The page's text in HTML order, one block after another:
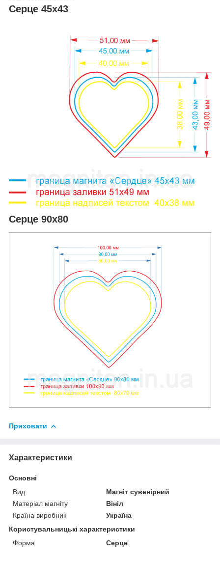
Серце 45х43
Серце 90х80
Приховати
Характеристики
Основні
Вид
Магніт сувенірний
Матеріал магніту
Вініл
Країна виробник
Україна
Користувальницькі характеристики
Форма
Серце